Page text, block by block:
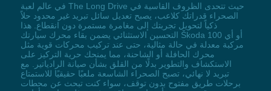
في عالم لعبة The Long Drive حيث تتحدى الظروف القاسية في
الصحراء قدراتك كلاعب، يصبح تعديل سائل تبريد غير محدود حلاً
ذكياً لتحويل تجربتك إلى مغامرة مستمرة دون انقطاع. هذا
التحسين الاستثنائي يضمن بقاء محرك سيارتك Škoda 100 أو أي
مركبة معدلة في حالة مثالية، حتى عند تركيب محركات قوية مثل
محرك الحافلة أو الشاحنة، مما يمنحك حرية التركيز على
الاستكشاف والتطوير بدلًا من القلق بشأن صيانة الرادياتير. مع
تبريد لا نهائي، تصبح الصحراء الشاسعة ملعبًا حقيقيًا للاستمتاع
برحلات طريق مفتوح بدون توقف، سواء كنت تبحث عن محطات